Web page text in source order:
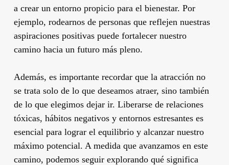
a crear un entorno propicio para el bienestar. Por
ejemplo, rodearnos de personas que reflejen nuestras
aspiraciones positivas puede fortalecer nuestro
camino hacia un futuro más pleno.
Además, es importante recordar que la atracción no
se trata solo de lo que deseamos atraer, sino también
de lo que elegimos dejar ir. Liberarse de relaciones
tóxicas, hábitos negativos y entornos estresantes es
esencial para lograr el equilibrio y alcanzar nuestro
máximo potencial. A medida que avanzamos en este
camino, podemos seguir explorando qué significa